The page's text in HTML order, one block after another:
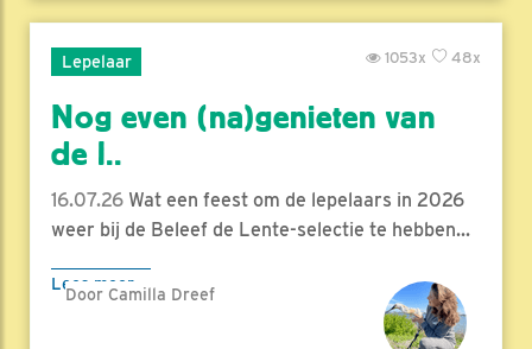
Lepelaar 48x
1053x
Nog even (na)genieten van
de l..
16.07.26 Wat een feest om de lepelaars in 2026
weer bij de Beleef de Lente-selectie te hebben...
Lees meer
Door Camilla Dreef